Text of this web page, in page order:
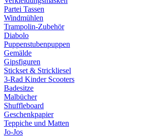
Partei Tassen
Windmühlen
Trampolin-Zubehör
Diabolo
Puppenstubenpuppen
Gemälde
Gipsfiguren
Stickset & Strickliesel
3-Rad Kinder Scooters
Badesitze
Malbücher
Shuffleboard
Geschenkpapier
Teppiche und Matten
Jo-Jos